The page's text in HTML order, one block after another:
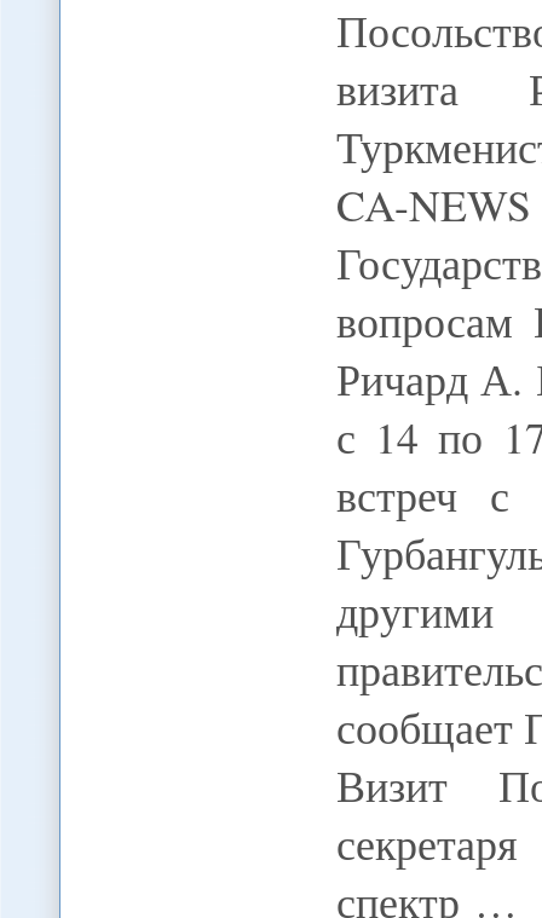
визита
CA-
Ричард А.
с 14 по
встреч с
сообщает
Визит
спектр …